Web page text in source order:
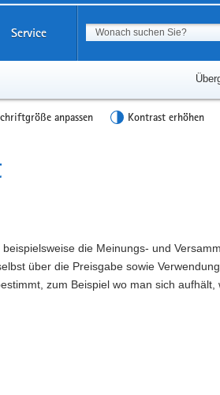
Service
anpassen Kontrast erhöhen
die Meinungs- und
über die Preisgabe sowie
zum Beispiel wo man sich aufhält,